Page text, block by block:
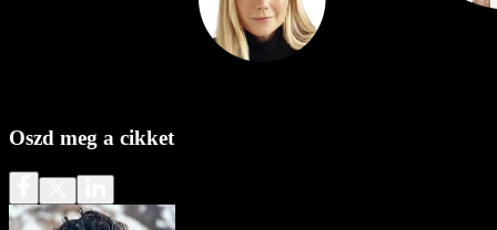
Oszd meg a cikket